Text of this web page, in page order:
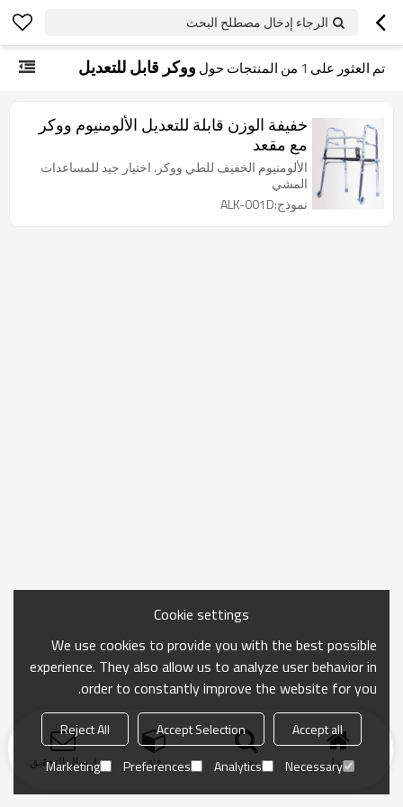
الرجاء إدخال مصطلح البحث
تم العثور على 1 من المنتجات حول ووكر قابل للتعديل
خفيفة الوزن قابلة للتعديل الألومنيوم ووكر
مع مقعد
الألومنيوم الخفيف للطي ووكر. اختيار جيد للمساعدات
المشي
نموذج:ALK-001D
منزل بحث فئة ارسال التحقيق
Cookie settings
We use cookies to provide you with the best possible
experience. They also allow us to analyze user behavior in
order to constantly improve the website for you.
Accept all
Accept Selection
Reject All
Necessary
Analytics
Preferences
Marketing